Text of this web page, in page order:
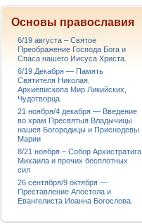
Основы православия
6/19 августа – Святое
Преображение Господа Бога и
Спаса нашего Иисуса Христа.
6/19 Декабря — Память
Святителя Николая,
Архиепископа Мир Ликийских,
Чудотворца.
21 ноября/4 декабря — Введение
во храм Пресвятыя Владычицы
нашея Богородицы и Приснодевы
Марии
8/21 ноября – Собор Архистратига
Михаила и прочих бесплотных
сил
26 сентября/9 октября —
Преставление Апостола и
Евангелиста Иоанна Богослова.